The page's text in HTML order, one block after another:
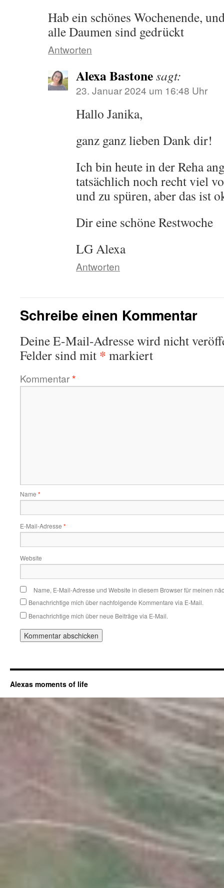
Hab ein schönes Wochenende,
alle Daumen sind gedrückt
Antworten
Alexa Bastonesagt:
23. Januar 2024 um 16:48 Uhr
Hallo Janika,
ganz ganz lieben Dank dir!
Ich bin heute in der Reha
tatsächlich noch recht viel
und zu spüren, aber das ist
Dir eine schöne Restwoche
LG Alexa
Antworten
Schreibe einen Kommentar
Deine E-Mail-Adresse wird nicht
Felder sind mit * markiert
Kommentar*
Name *
E-Mail-Adresse *
Website
Name, E-Mail-Adresse und Website in diesem Browser für meinen
Benachrichtige mich über nachfolgende Kommentare via E-Mail.
Benachrichtige mich über neue Beiträge via E-Mail.
Alexas moments of life